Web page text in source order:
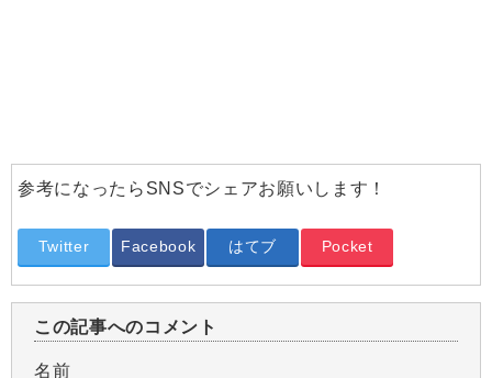
参考になったらSNSでシェアお願いします！
Twitter Facebook はてブ Pocket
この記事へのコメント
名前